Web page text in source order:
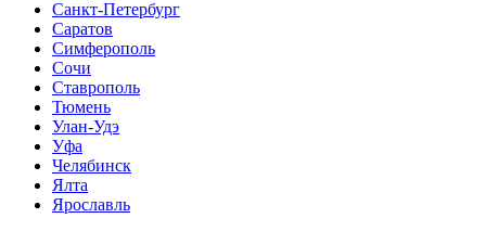
Санкт-Петербург
Саратов
Симферополь
Сочи
Ставрополь
Тюмень
Улан-Удэ
Уфа
Челябинск
Ялта
Ярославль